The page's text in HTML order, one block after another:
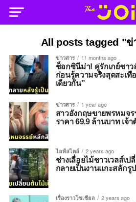
All posts tagged "ข่
ข่าวสาร 11 months ago
ช็อกซินีม่า! คู่รักเกย์ชา
ก่อนรู้ความจริงสุดสะเทื
เดียวกัน”
ข่าวสาร 1 year ago
สาวอังกฤษขายพรหมจ
ราคา 69.9 ล้านบาท เจ้
ไลฟ์สไตล์ 2 years ago
ช่างเลื่อยไม้ชาวเวลส์เ
กลายเป็นงานแกะสลักรู
เรื่องราวโซเชียล 2 years ago